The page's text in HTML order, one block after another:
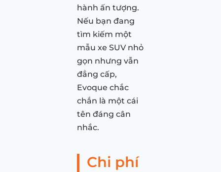
hành ấn tượng.
Nếu bạn đang
tìm kiếm một
mẫu xe SUV nhỏ
gọn nhưng vẫn
đẳng cấp,
Evoque chắc
chắn là một cái
tên đáng cân
nhắc.
Chi phí